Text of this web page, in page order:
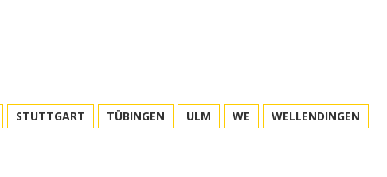
STUTTGART TÜBINGEN ULM WE WELLENDINGEN